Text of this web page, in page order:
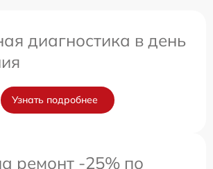
диагностика в день
Узнать подробнее
ремонт -25% по